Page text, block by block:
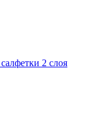
2 слоя